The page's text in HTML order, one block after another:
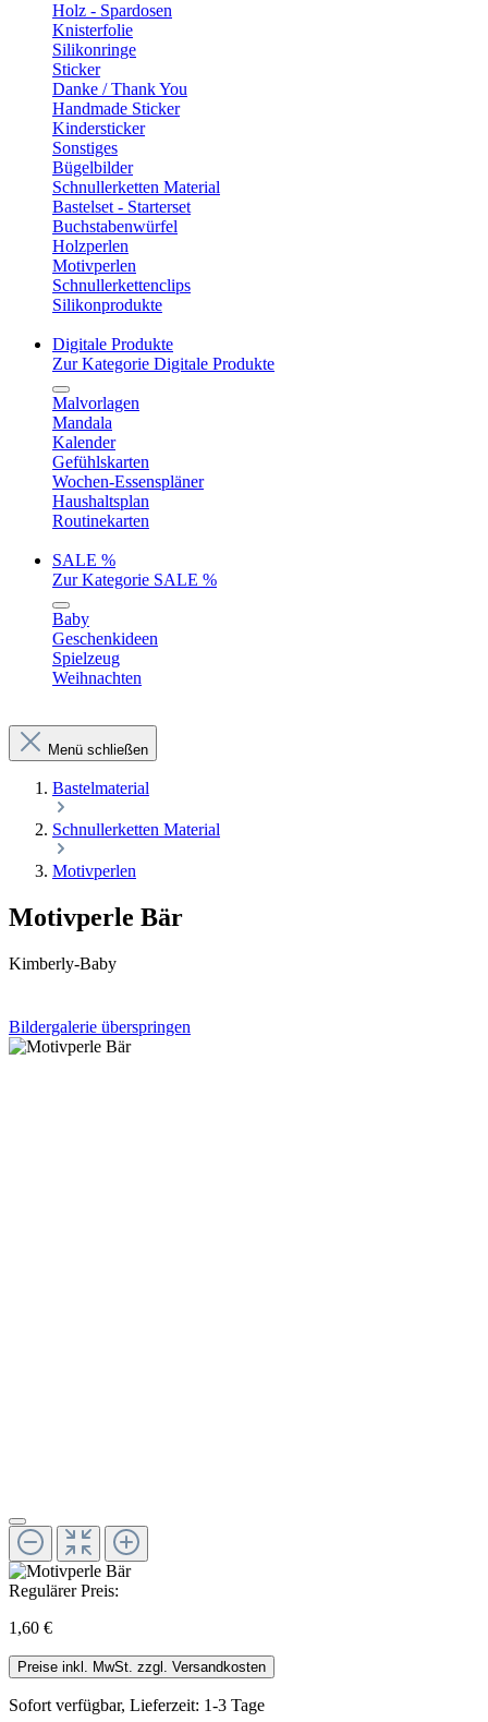
Holz - Spardosen
Knisterfolie
Silikonringe
Sticker
Danke / Thank You
Handmade Sticker
Kindersticker
Sonstiges
Bügelbilder
Schnullerketten Material
Bastelset - Starterset
Buchstabenwürfel
Holzperlen
Motivperlen
Schnullerkettenclips
Silikonprodukte
Digitale Produkte
Zur Kategorie Digitale Produkte
Malvorlagen
Mandala
Kalender
Gefühlskarten
Wochen-Essenspläner
Haushaltsplan
Routinekarten
SALE %
Zur Kategorie SALE %
Baby
Geschenkideen
Spielzeug
Weihnachten
Menü schließen
Bastelmaterial
Schnullerketten Material
Motivperlen
Motivperle Bär
Kimberly-Baby
Bildergalerie überspringen
Regulärer Preis:
1,60 €
Preise inkl. MwSt. zzgl. Versandkosten
Sofort verfügbar, Lieferzeit: 1-3 Tage